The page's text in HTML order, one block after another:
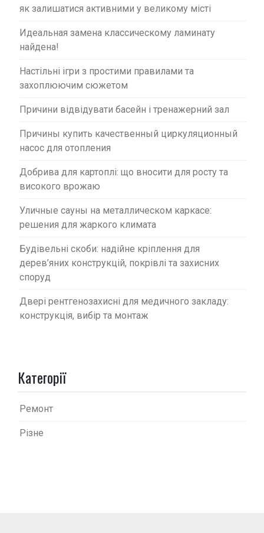
як залишатися активними у великому місті
Идеальная замена классическому ламинату
найдена!
Настільні ігри з простими правилами та
захоплюючим сюжетом
Причини відвідувати басейн і тренажерний зал
Причины купить качественный циркуляционный
насос для отопления
Добрива для картоплі: що вносити для росту та
високого врожаю
Уличные сауны на металлическом каркасе:
решения для жаркого климата
Будівельні скоби: надійне кріплення для
дерев’яних конструкцій, покрівлі та захисних
споруд
Двері рентгенозахисні для медичного закладу:
конструкція, вибір та монтаж
Категорії
Ремонт
Різне